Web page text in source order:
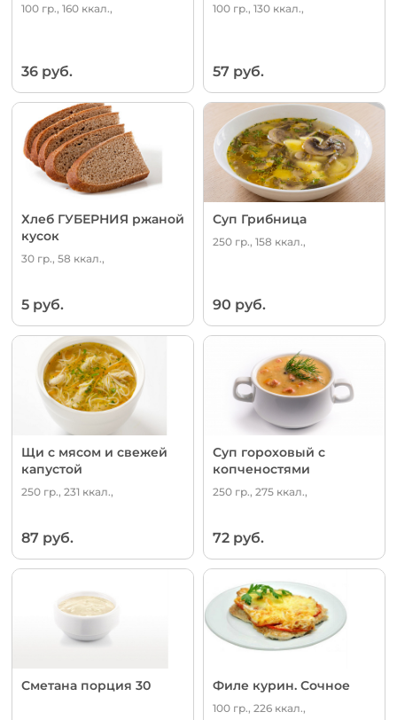
100 гр., 160 ккал.,
36 руб.
100 гр., 130 ккал.,
57 руб.
Хлеб ГУБЕРНИЯ ржаной
кусок
30 гр., 58 ккал.,
5 руб.
Суп Грибница
250 гр., 158 ккал.,
90 руб.
Щи с мясом и свежей
капустой
250 гр., 231 ккал.,
87 руб.
Суп гороховый с
копченостями
250 гр., 275 ккал.,
72 руб.
Сметана порция 30 Филе курин. Сочное
100 гр., 226 ккал.,